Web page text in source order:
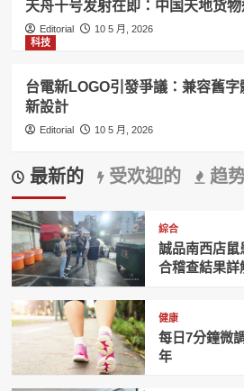
天舟十号发射在即：中国天地货
Editorial
10 5 月, 2026
科技
台電新LOGO引發爭議：兼容舊字
新設計
Editorial 10 5 月, 2026
最新的 受欢迎的 趋
綜合
誠品南西店鼠
合稽查結果詳
健康
每日7分鐘微
年